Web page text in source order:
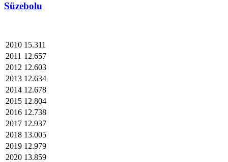
Süzebolu
2010 15.311
2011 12.657
2012 12.603
2013 12.634
2014 12.678
2015 12.804
2016 12.738
2017 12.937
2018 13.005
2019 12.979
2020 13.859